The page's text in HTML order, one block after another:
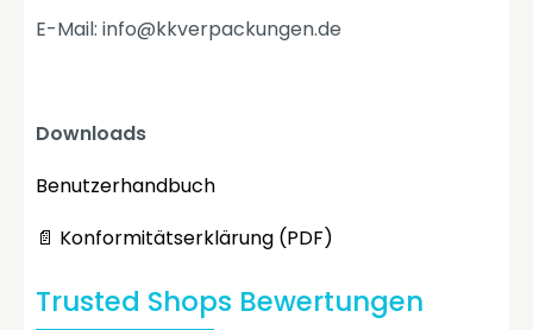
E-Mail: info@kkverpackungen.de
Downloads
Benutzerhandbuch
📄 Konformitätserklärung (PDF)
Trusted Shops Bewertungen